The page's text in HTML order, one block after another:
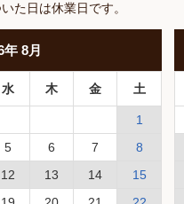
た日は休業日です。
年 8月
水 木 金 土
1
5
6 7
8
12
13 14
15